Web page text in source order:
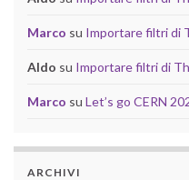
Marco su Importare filtri di
Aldo su Importare filtri di
Marco su Let’s go CERN
ARCHIVI